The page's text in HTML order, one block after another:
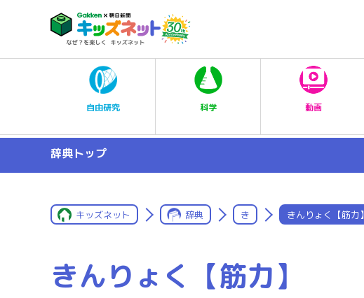
自由研究 科学 動画
辞典トップ
キッズネット 辞典 き きんりょく【筋力】
きんりょく【筋力】